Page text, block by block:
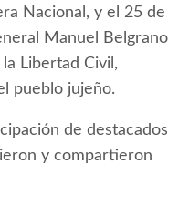
Nacional, y el 25 de
Manuel Belgrano
Libertad Civil,
pueblo jujeño.
de destacados
y compartieron